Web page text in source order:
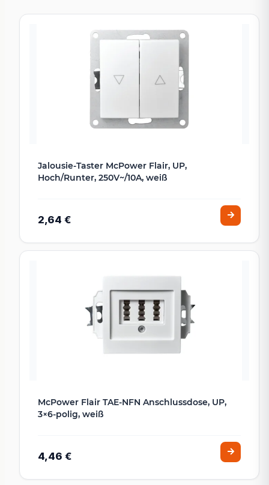
Jalousie-Taster McPower Flair, UP,
Hoch/Runter, 250V~/10A, weiß
2,64 €
McPower Flair TAE-NFN Anschlussdose, UP,
3×6-polig, weiß
4,46 €